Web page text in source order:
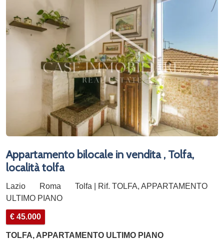
Appartamento bilocale in vendita , Tolfa,
località tolfa
Lazio Roma
Tolfa | Rif. TOLFA, APPARTAMENTO
ULTIMO PIANO
€ 45.000
TOLFA, APPARTAMENTO ULTIMO PIANO